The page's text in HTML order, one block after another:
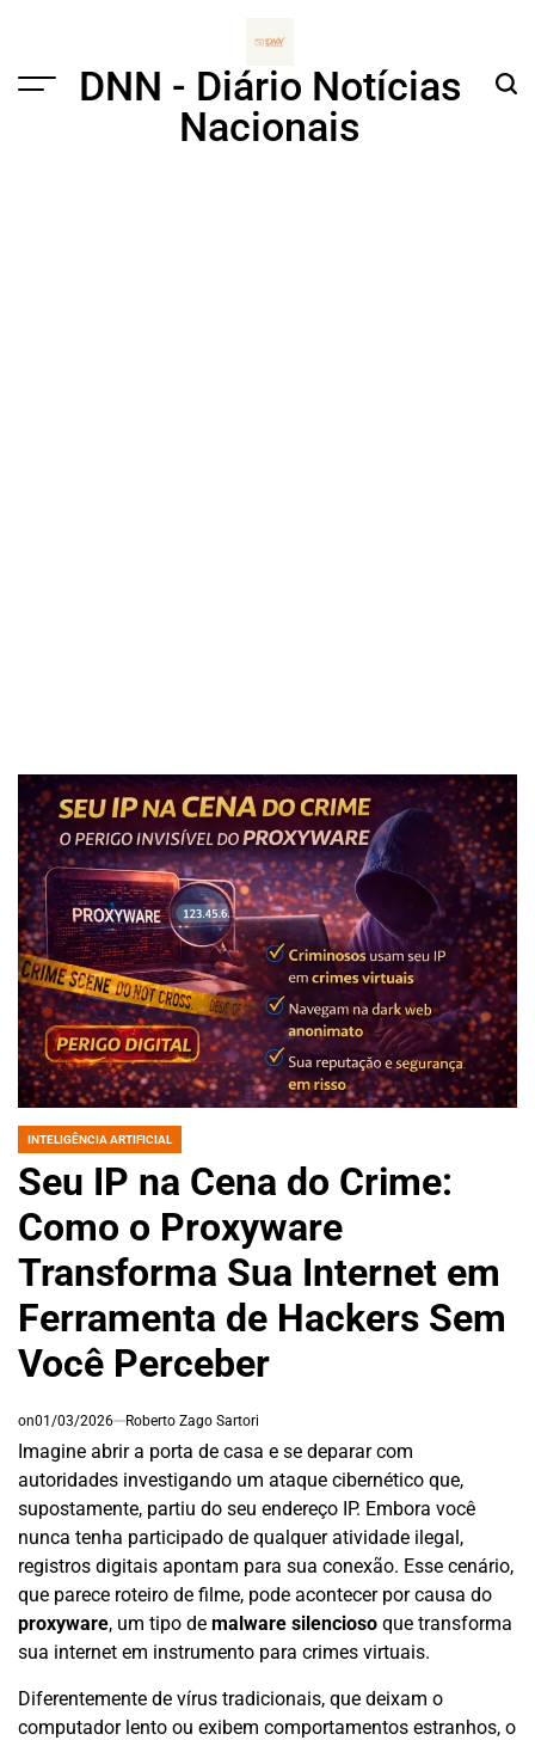
Menu
DNN - Diário Notícias
Nacionais
POSTED
INTELIGÊNCIA ARTIFICIAL
Seu IP na Cena do Crime:
Como o Proxyware
Transforma Sua Internet em
Ferramenta de Hackers Sem
Você Perceber
on01/03/2026 Roberto Zago Sartori
Imagine abrir a porta de casa e se deparar com
autoridades investigando um ataque cibernético que,
supostamente, partiu do seu endereço IP. Embora você
nunca tenha participado de qualquer atividade ilegal,
registros digitais apontam para sua conexão. Esse cenário,
que parece roteiro de filme, pode acontecer por causa do
proxyware, um tipo de malware silencioso que transforma
sua internet em instrumento para crimes virtuais.
Diferentemente de vírus tradicionais, que deixam o
computador lento ou exibem comportamentos estranhos, o